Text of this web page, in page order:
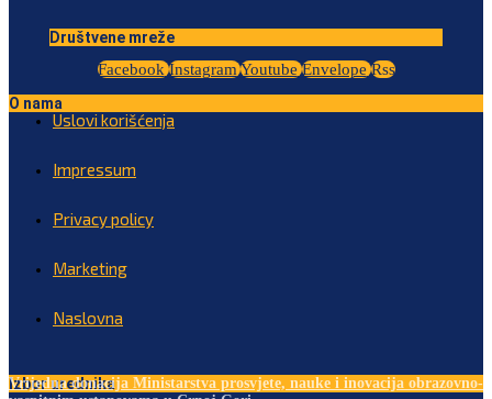
Društvene mreže
Facebook Instagram Youtube Envelope Rss
O nama
Uslovi korišćenja
Impressum
Privacy policy
Marketing
Naslovna
Izbor urednika
Vrijedna donacija Ministarstva prosvjete, nauke i inovacija obrazovno-